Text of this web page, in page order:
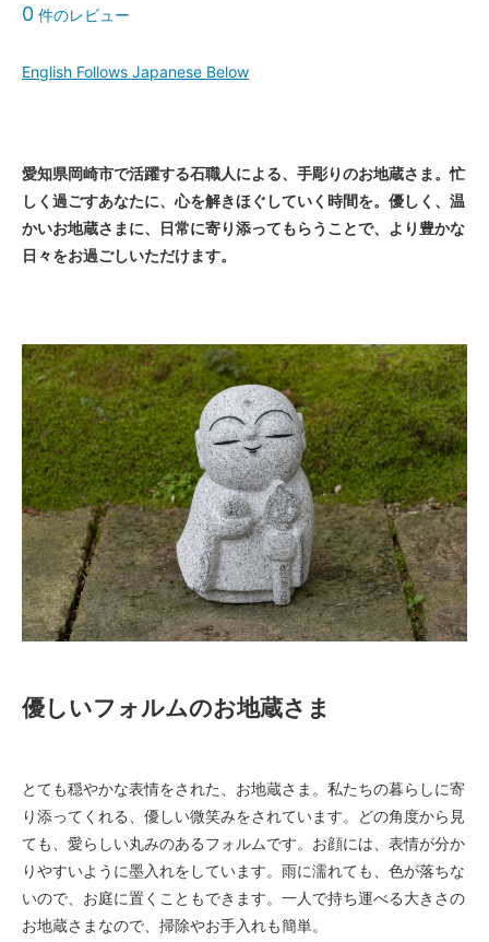
0 件のレビュー
English Follows Japanese Below
愛知県岡崎市で活躍する石職人による、手彫りのお地蔵さま。忙
しく過ごすあなたに、心を解きほぐしていく時間を。優しく、温
かいお地蔵さまに、日常に寄り添ってもらうことで、より豊かな
日々をお過ごしいただけます。
優しいフォルムのお地蔵さま
とても穏やかな表情をされた、お地蔵さま。私たちの暮らしに寄
り添ってくれる、優しい微笑みをされています。どの角度から見
ても、愛らしい丸みのあるフォルムです。お顔には、表情が分か
りやすいように墨入れをしています。雨に濡れても、色が落ちな
いので、お庭に置くこともできます。一人で持ち運べる大きさの
お地蔵さまなので、掃除やお手入れも簡単。